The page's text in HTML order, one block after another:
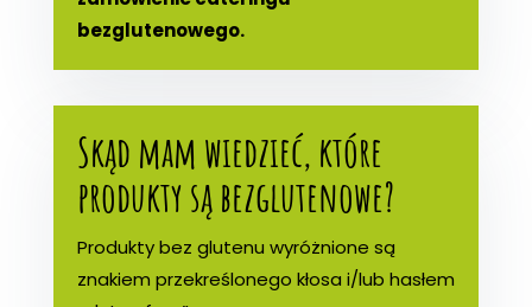
bezglutenowego.
Skąd mam wiedzieć, które
produkty są bezglutenowe?
Produkty bez glutenu wyróżnione są
znakiem przekreślonego kłosa i/lub hasłem